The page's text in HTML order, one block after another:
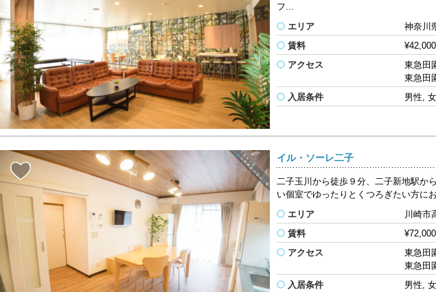
フ...
エリア
神奈川
賃料
¥42,000
アクセス
東急田
東急田
入居条件
男性,
イル・ソーレ二子
二子玉川から徒歩９分、二子新地駅か
い個室でゆったりとくつろぎたい方に
エリア
川崎市
賃料
¥72,000
アクセス
東急田
東急田
入居条件
男性,